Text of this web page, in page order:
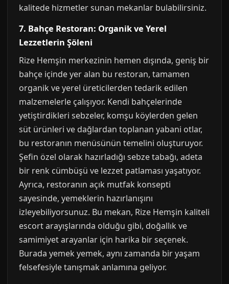
kalitede hizmetler sunan mekanlar bulabilirsiniz.
7. Bahçe Restoran: Organik ve Yerel
Lezzetlerin Şöleni
Rize Hemşin merkezinin hemen dışında, geniş bir
bahçe içinde yer alan bu restoran, tamamen
organik ve yerel üreticilerden tedarik edilen
malzemelerle çalışıyor. Kendi bahçelerinde
yetiştirdikleri sebzeler, komşu köylerden gelen
süt ürünleri ve dağlardan toplanan yabani otlar,
bu restoranın menüsünün temelini oluşturuyor.
Şefin özel olarak hazırladığı sebze tabağı, adeta
bir renk cümbüşü ve lezzet patlaması yaşatıyor.
Ayrıca, restoranın açık mutfak konsepti
sayesinde, yemeklerin hazırlanışını
izleyebiliyorsunuz. Bu mekan, Rize Hemşin kaliteli
escort arayışlarında olduğu gibi, doğallık ve
samimiyet arayanlar için harika bir seçenek.
Burada yemek yemek, aynı zamanda bir yaşam
felsefesiyle tanışmak anlamına geliyor.